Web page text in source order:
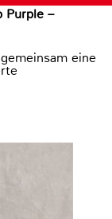
Purple –
eine